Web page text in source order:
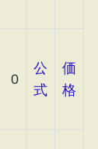
0
公
式
価
格